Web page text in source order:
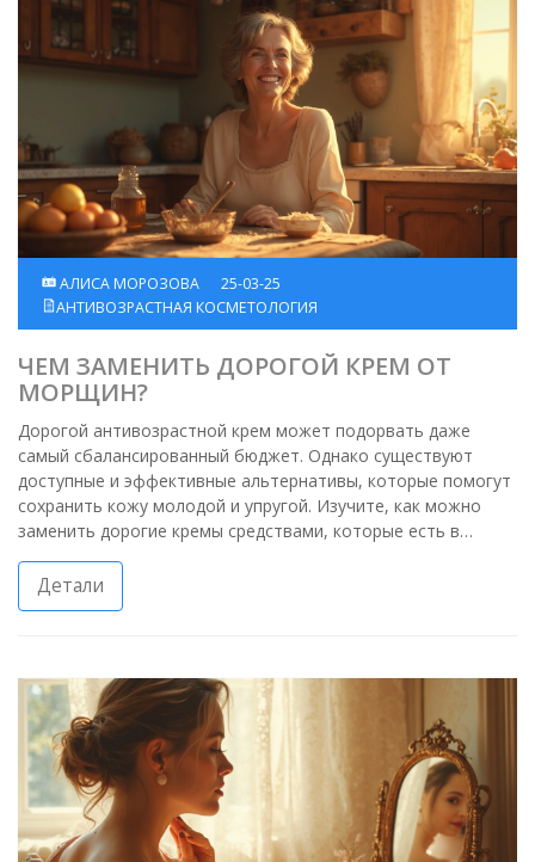
АЛИСА МОРОЗОВА
25-03-25
АНТИВОЗРАСТНАЯ КОСМЕТОЛОГИЯ
ЧЕМ ЗАМЕНИТЬ ДОРОГОЙ КРЕМ ОТ
МОРЩИН?
Дорогой антивозрастной крем может подорвать даже
самый сбалансированный бюджет. Однако существуют
доступные и эффективные альтернативы, которые помогут
сохранить кожу молодой и упругой. Изучите, как можно
заменить дорогие кремы средствами, которые есть в
вашем доме или доступны по цене в магазине.
Детали